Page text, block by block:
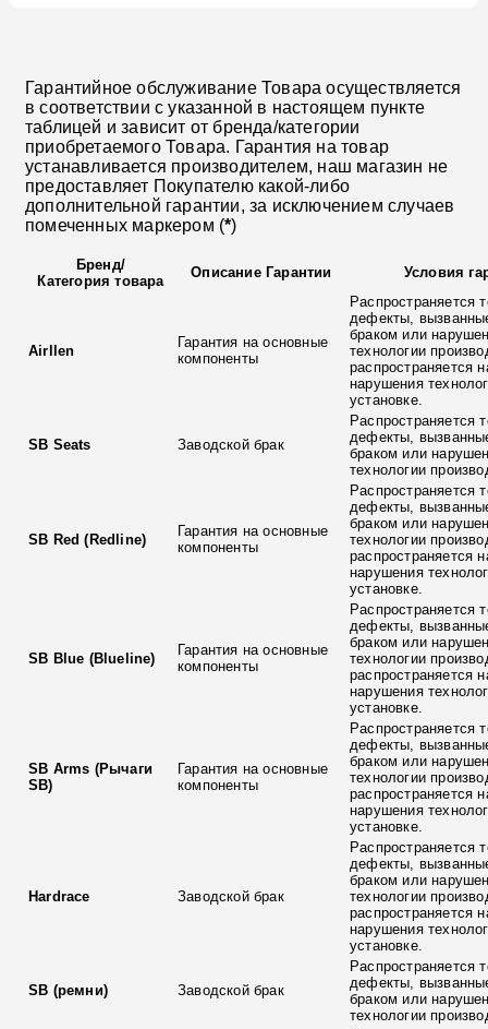
Гарантийное обслуживание Товара осуществляется
в соответствии с указанной в настоящем пункте
таблицей и зависит от бренда/категории
приобретаемого Товара. Гарантия на товар
устанавливается производителем, наш магазин не
предоставляет Покупателю какой-либо
дополнительной гарантии, за исключением случаев
помеченных маркером (*)
Бренд/
Категория товара
Описание Гарантии Условия
Airllen
Гарантия на основные
компоненты
Распространяется
дефекты,
браком или
технологии
распространяется
нарушения
установке.
SB Seats Заводской брак
Распространяется
дефекты,
браком или
технологии
SB Red (Redline)
Гарантия на основные
компоненты
Распространяется
дефекты,
браком или
технологии
распространяется
нарушения
установке.
SB Blue (Blueline)
Гарантия на основные
компоненты
Распространяется
дефекты,
браком или
технологии
распространяется
нарушения
установке.
SB Arms (Рычаги
SB)
Гарантия на основные
компоненты
Распространяется
дефекты,
браком или
технологии
распространяется
нарушения
установке.
Hardrace Заводской брак
Распространяется
дефекты,
браком или
технологии
распространяется
нарушения
установке.
SB (ремни) Заводской брак
Распространяется
дефекты,
браком или
технологии